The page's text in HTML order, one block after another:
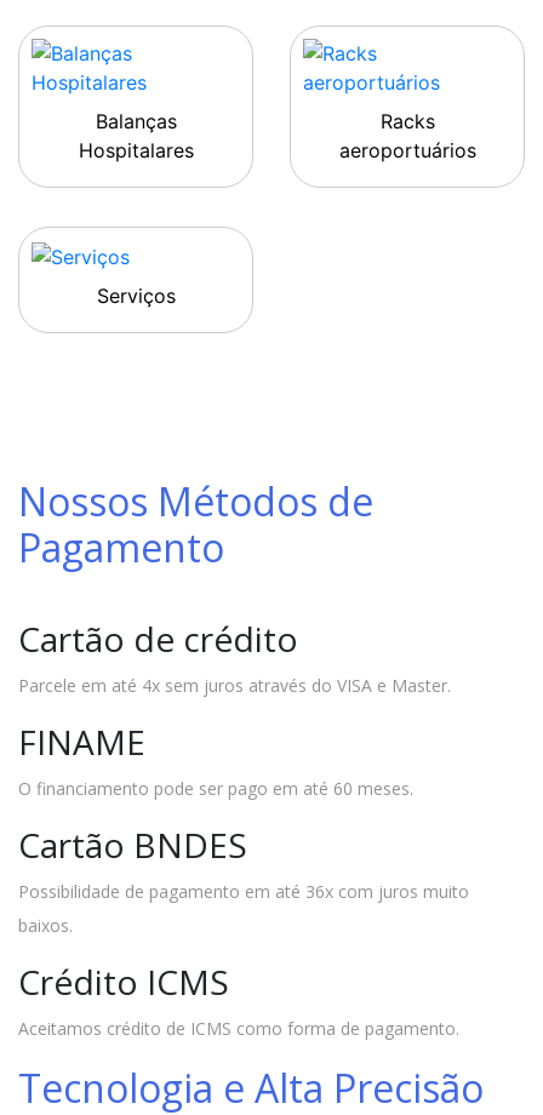
Balanças
Hospitalares
Racks
aeroportuários
Serviços
Nossos Métodos de
Pagamento
Cartão de crédito
Parcele em até 4x sem juros através do VISA e Master.
FINAME
O financiamento pode ser pago em até 60 meses.
Cartão BNDES
Possibilidade de pagamento em até 36x com juros muito
baixos.
Crédito ICMS
Aceitamos crédito de ICMS como forma de pagamento.
Tecnologia e Alta Precisão